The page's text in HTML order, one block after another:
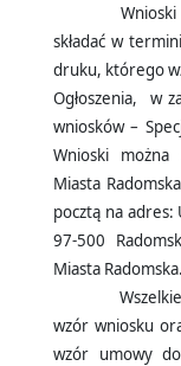
Wnioski wraz
składać w
druku, którego
Ogłoszenia, w
wniosków –
Wnioski można
Miasta
pocztą na adres:
97-500
Miasta Radomska.
Wszelkie
wzór wniosku
wzór umowy